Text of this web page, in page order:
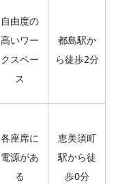
自由度の
高いワー
クスペー
ス
都島駅か
ら徒歩2分
各座席に
電源があ
る
恵美須町
駅から徒
歩0分